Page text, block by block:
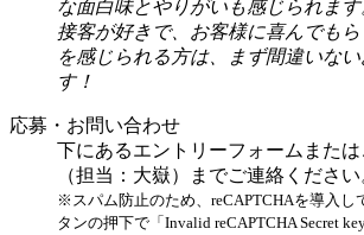
な面白味とやりがいも感じられます
接客が好きで、お客様に喜んでも
を感じられる方は、まず間違いな
す！
応募・お問い合わせ
下にあるエントリーフォームまた
（担当：大嶽）までご連絡ください
※スパム防止のため、reCAPTCHAを導入し
タンの押下で「Invalid reCAPTCHA Secret